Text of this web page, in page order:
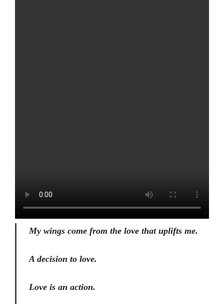
My wings come from the love that uplifts me.
A decision to love.
Love is an action.